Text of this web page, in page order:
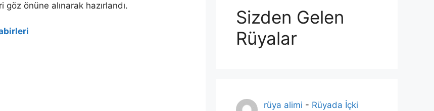
önüne alınarak hazırlandı.
Sizden Gelen
Rüyalar
rüya alimi - Rüyada İçki